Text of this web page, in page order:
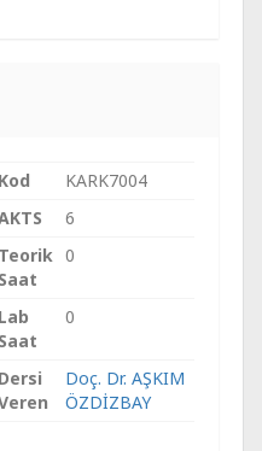
Kod
KARK7004
6
Teorik
Saat
0
Lab
Saat
0
Dersi
Doç. Dr. AŞKIM
ÖZDİZBAY